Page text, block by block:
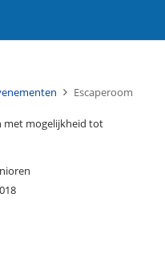
Escaperoom
met mogelijkheid tot